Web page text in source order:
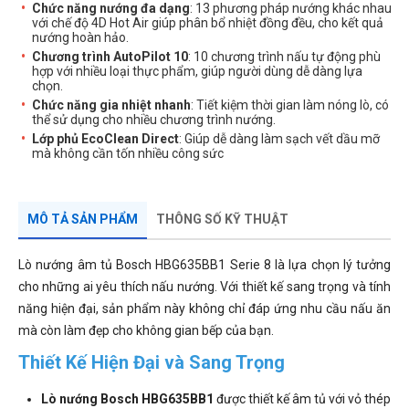
Chức năng nướng đa dạng: 13 phương pháp nướng khác nhau
với chế độ 4D Hot Air giúp phân bổ nhiệt đồng đều, cho kết quả
nướng hoàn hảo.
Chương trình AutoPilot 10: 10 chương trình nấu tự động phù
hợp với nhiều loại thực phẩm, giúp người dùng dễ dàng lựa
chọn.
Chức năng gia nhiệt nhanh: Tiết kiệm thời gian làm nóng lò, có
thể sử dụng cho nhiều chương trình nướng.
Lớp phủ EcoClean Direct: Giúp dễ dàng làm sạch vết dầu mỡ
mà không cần tốn nhiều công sức
MÔ TẢ SẢN PHẨM THÔNG SỐ KỸ THUẬT
Lò nướng âm tủ Bosch HBG635BB1 Serie 8 là lựa chọn lý tưởng
cho những ai yêu thích nấu nướng. Với thiết kế sang trọng và tính
năng hiện đại, sản phẩm này không chỉ đáp ứng nhu cầu nấu ăn
mà còn làm đẹp cho không gian bếp của bạn.
Thiết Kế Hiện Đại và Sang Trọng
Lò nướng Bosch HBG635BB1 được thiết kế âm tủ với vỏ thép